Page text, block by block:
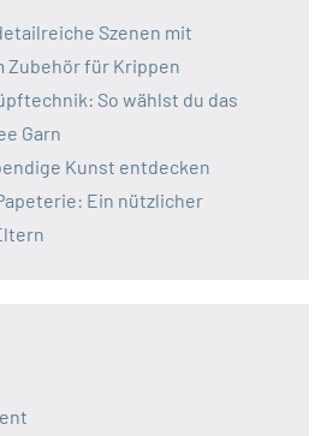
Szenen mit
Zubehör für Krippen
So wählst du das
Garn
Kunst entdecken
Ein nützlicher